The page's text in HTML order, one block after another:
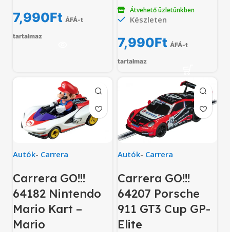
7,990Ft ÁFÁ-t
tartalmaz
Átvehető üzletünkben
Készleten
7,990Ft ÁFÁ-t
tartalmaz
Autók- Carrera
Carrera GO!!!
64182 Nintendo
Mario Kart –
Mario
Autók- Carrera
Carrera GO!!!
64207 Porsche
911 GT3 Cup GP-
Elite